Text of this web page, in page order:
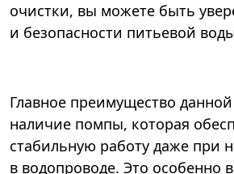
очистки, вы можете быть
и безопасности питьевой
Главное преимущество
наличие помпы, которая
стабильную работу даже при
в водопроводе. Это особенно